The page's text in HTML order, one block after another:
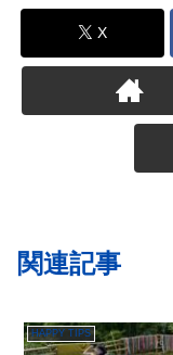
X
関連記事
HAPPY TIPS